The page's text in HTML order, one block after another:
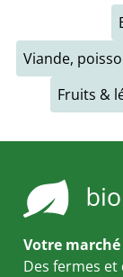
Viande,
Fruits &
Votre
Des fermes et